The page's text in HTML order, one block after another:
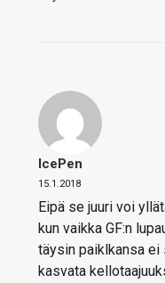
IcePen
15.1.2018
Eipä se juuri voi
kun vaikka GF:n
täysin paiklkansa
kasvata